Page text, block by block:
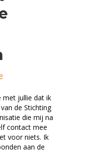
met jullie dat ik
de Stichting
die mij na
contact mee
voor niets. Ik
aan de